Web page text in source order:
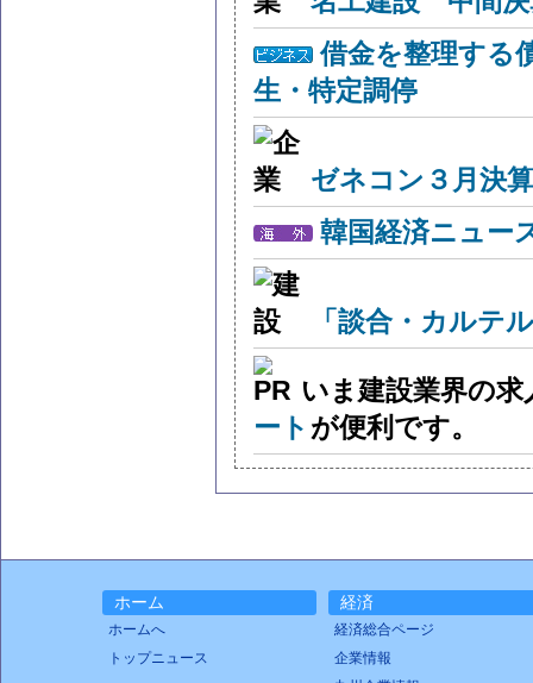
借金を整理する
生・特定調停
ゼネコン３月決
韓国経済ニュー
「談合・カルテ
いま建設業界の
ート が便利です。
ホーム
ホームへ
トップニュース
経済
経済総合ページ
企業情報